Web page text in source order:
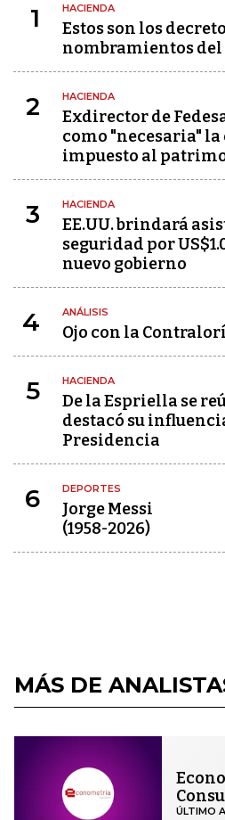
1 HACIENDA
Estos son los
nombramientos del
2 HACIENDA
Exdirector de
como "necesaria"
impuesto al
3 HACIENDA
EE.UU. brindará
seguridad por
nuevo gobierno
4 ANÁLISIS
Ojo con la
5 HACIENDA
De la Espriella se
destacó su
Presidencia
6 DEPORTES
Jorge Messi
(1958-2026)
MÁS DE
ÚLTIMO